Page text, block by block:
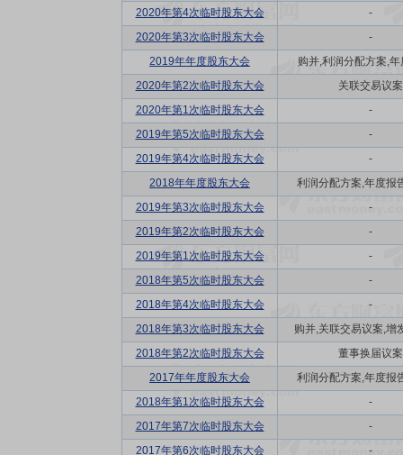
2020年第4次临时股东大会
-
2020年第3次临时股东大会
-
2019年年度股东大会
购并,利润分配方案,年
2020年第2次临时股东大会
关联交易议案
2020年第1次临时股东大会
-
2019年第5次临时股东大会
-
2019年第4次临时股东大会
-
2018年年度股东大会
利润分配方案,年度报
2019年第3次临时股东大会
-
2019年第2次临时股东大会
-
2019年第1次临时股东大会
-
2018年第5次临时股东大会
-
2018年第4次临时股东大会
-
2018年第3次临时股东大会
购并,关联交易议案,增
2018年第2次临时股东大会
董事换届议案
2017年年度股东大会
利润分配方案,年度报
2018年第1次临时股东大会
-
2017年第7次临时股东大会
-
2017年第6次临时股东大会
-